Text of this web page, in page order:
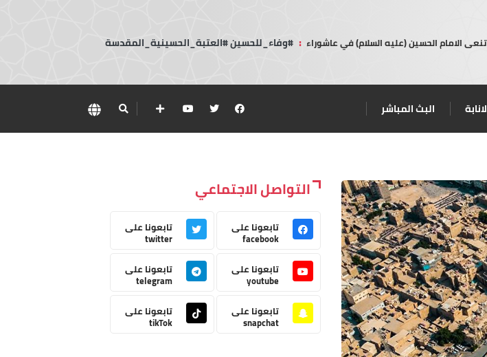
الامام الحسين (عليه السلام) في عاشوراء : #وفاء_للحسين #العتبة_الحسينية_المقدسة
البث المباشر
التواصل الاجتماعي
تابعونا على
facebook
تابعونا على
twitter
تابعونا على
youtube
تابعونا على
telegram
تابعونا على
snapchat
تابعونا على
tikTok